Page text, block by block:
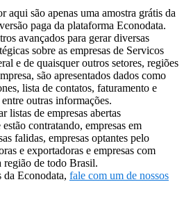
aqui são apenas uma amostra grátis da
paga da plataforma Econodata.
avançados para gerar diversas
sobre as empresas de Servicos
e de quaisquer outros setores, regiões
são apresentados dados como
lista de contatos, faturamento e
outras informações.
listas de empresas abertas
contratando, empresas em
falidas, empresas optantes pelo
e exportadoras e empresas com
de todo Brasil.
da Econodata, fale com um de nossos